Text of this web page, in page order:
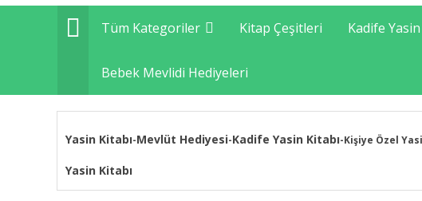
Tüm Kategoriler Kitap Çeşitleri Kadife
Bebek Mevlidi Hediyeleri
Yasin Kitabı-Mevlüt Hediyesi-Kadife Yasin Kitabı-Kişiye Özel
Yasin Kitabı